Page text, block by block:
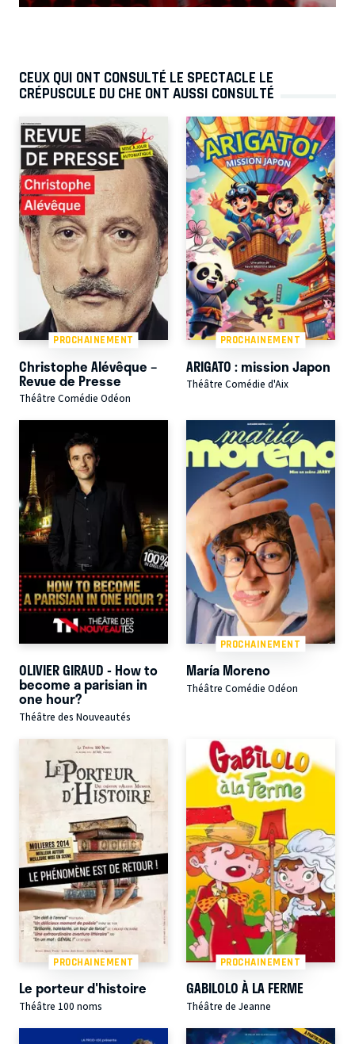
CEUX QUI ONT CONSULTÉ LE SPECTACLE LE
CRÉPUSCULE DU CHE ONT AUSSI CONSULTÉ
PROCHAINEMENT
Christophe Alévêque –
Revue de Presse
Théâtre Comédie Odéon
PROCHAINEMENT
ARIGATO : mission Japon
Théâtre Comédie d'Aix
OLIVIER GIRAUD - How to
become a parisian in
one hour?
Théâtre des Nouveautés
PROCHAINEMENT
María Moreno
Théâtre Comédie Odéon
PROCHAINEMENT
Le porteur d'histoire
Théâtre 100 noms
PROCHAINEMENT
GABILOLO À LA FERME
Théâtre de Jeanne